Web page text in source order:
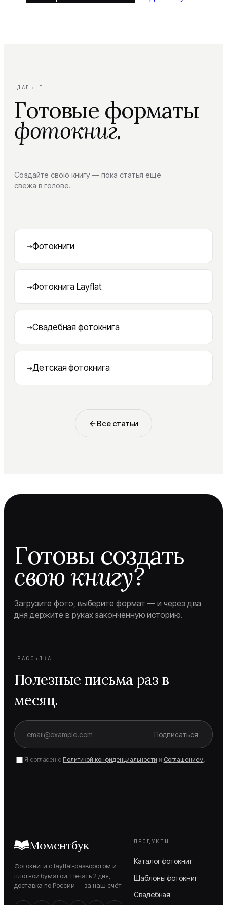
ДАЛЬШЕ
Готовые форматы
фотокниг.
Создайте свою книгу — пока статья ещё
свежа в голове.
→Фотокниги
→Фотокнига Layflat
→Свадебная фотокнига
→Детская фотокнига
Все статьи
Готовы создать
свою книгу?
Загрузите фото, выберите формат — и через два
дня держите в руках законченную историю.
РАССЫЛКА
Полезные письма раз в
месяц.
Подписаться
Я согласен с Политикой конфиденциальности и Соглашением.
Моментбук
Фотокниги с layflat-разворотом и
плотной бумагой. Печать 2 дня,
доставка по России — за наш счёт.
ПРОДУКТЫ
Каталог фотокниг
Шаблоны фотокниг
Свадебная